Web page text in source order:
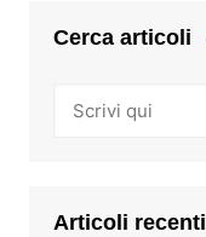
Cerca articoli
Articoli recenti